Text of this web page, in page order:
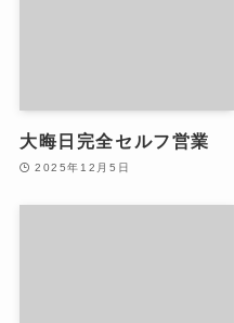
大晦日完全セルフ営業
2025年12月5日